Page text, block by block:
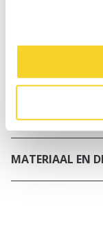
Haltersluiting
Powernet-
een
Hoge rug,
Normale
MATERIAAL EN